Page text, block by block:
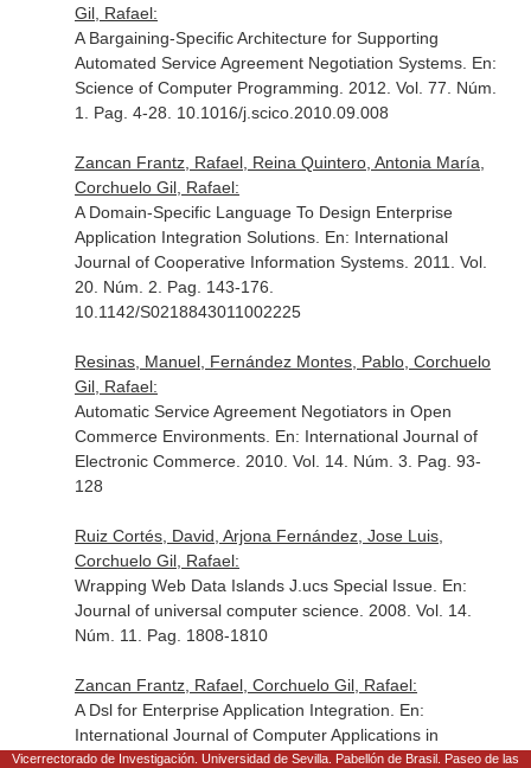
Gil, Rafael:
A Bargaining-Specific Architecture for Supporting
Automated Service Agreement Negotiation Systems. En:
Science of Computer Programming . 2012. Vol. 77. Núm.
1. Pag. 4-28. 10.1016/j.scico.2010.09.008
Zancan Frantz, Rafael, Reina Quintero, Antonia María,
Corchuelo Gil, Rafael:
A Domain-Specific Language To Design Enterprise
Application Integration Solutions. En: International
Journal of Cooperative Information Systems. 2011. Vol.
20. Núm. 2. Pag. 143-176.
10.1142/S0218843011002225
Resinas, Manuel, Fernández Montes, Pablo, Corchuelo
Gil, Rafael:
Automatic Service Agreement Negotiators in Open
Commerce Environments. En: International Journal of
Electronic Commerce. 2010. Vol. 14. Núm. 3. Pag. 93-
128
Ruiz Cortés, David, Arjona Fernández, Jose Luis,
Corchuelo Gil, Rafael:
Wrapping Web Data Islands J.ucs Special Issue. En:
Journal of universal computer science. 2008. Vol. 14.
Núm. 11. Pag. 1808-1810
Zancan Frantz, Rafael, Corchuelo Gil, Rafael:
A Dsl for Enterprise Application Integration. En:
International Journal of Computer Applications in
Technology. 2008. Vol. 33. Núm. 4. Pag. 257-263
Vicerrectorado de Investigación. Universidad de Sevilla. Pabellón de Brasil. Paseo de las